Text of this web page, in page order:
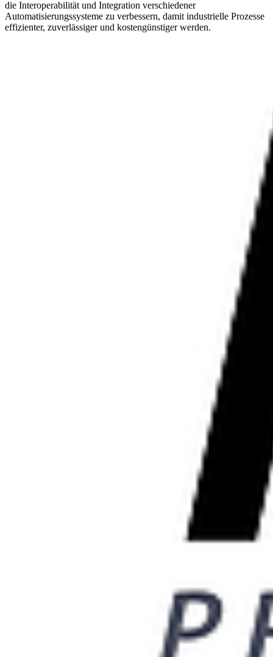
die Interoperabilität und Integration verschiedener
Automatisierungssysteme zu verbessern, damit industrielle Prozesse
effizienter, zuverlässiger und kostengünstiger werden.